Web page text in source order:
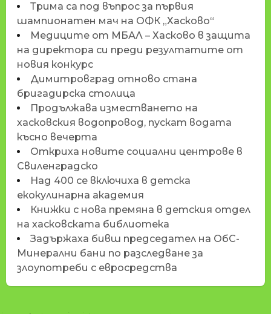
Трима са под въпрос за първия
шампионатен мач на ОФК „Хасково“
Медиците от МБАЛ – Хасково в защита
на директора си преди резултатите от
новия конкурс
Димитровград отново стана
бригадирска столица
Продължава изместването на
хасковския водопровод, пускат водата
късно вечерта
Откриха новите социални центрове в
Свиленградско
Над 400 се включиха в детска
екокулинарна академия
Книжки с нова премяна в детския отдел
на хасковската библиотека
Задържаха бивш председател на ОбС-
Минерални бани по разследване за
злоупотреби с евросредства